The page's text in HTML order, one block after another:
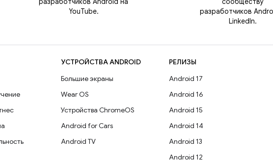
YouTube.
разработчиков
LinkedIn.
УСТРОЙСТВА ANDROID
Большие экраны
Wear OS
Устройства ChromeOS
Android for Cars
Android TV
РЕЛИЗЫ
Android 17
Android 16
Android 15
Android 14
Android 13
Android 12